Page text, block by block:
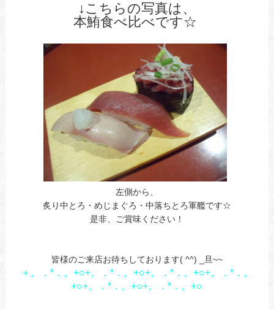
↓こちらの写真は、
本鮪食べ比べです☆
左側から、
炙り中とろ・めじまぐろ・中落ちとろ軍艦です☆
是非、ご賞味ください！
皆様のご来店お待ちしております( ^^) _旦~~
＋。．*．。+○+。．*．。+○+。．*．。+○+。．*．。
+○+。．*．。+○+。．*．。+○